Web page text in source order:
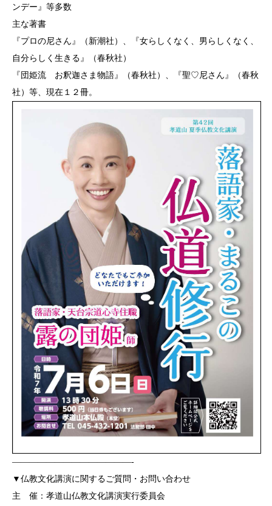
ンデー』等多数
主な著書
『プロの尼さん』（新潮社）、『女らしくなく、男らしくなく、
自分らしく生きる』（春秋社）
『団姫流 お釈迦さま物語』（春秋社）、『聖♡尼さん』（春秋
社）等、現在１２冊。
——————————————-
▼仏教文化講演に関するご質問・お問い合わせ
主 催：孝道山仏教文化講演実行委員会